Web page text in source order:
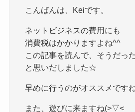
こんばんは、Keiです。
ネットビジネスの費用にも
消費税はかかりますよね^^
この記事を読んで、そうだった
と思いだしました☆
早めに行うのがオススメです
また、遊びに来ますね(>▽<